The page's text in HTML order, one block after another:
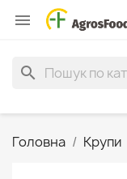

search
Головна Крупи